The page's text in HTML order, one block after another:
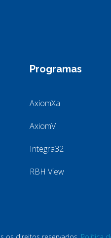
Programas
AxiomXa
AxiomV
Integra32
RBH View